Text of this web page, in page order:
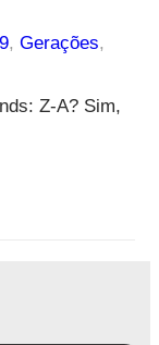
, Gerações
Z-A? Sim,